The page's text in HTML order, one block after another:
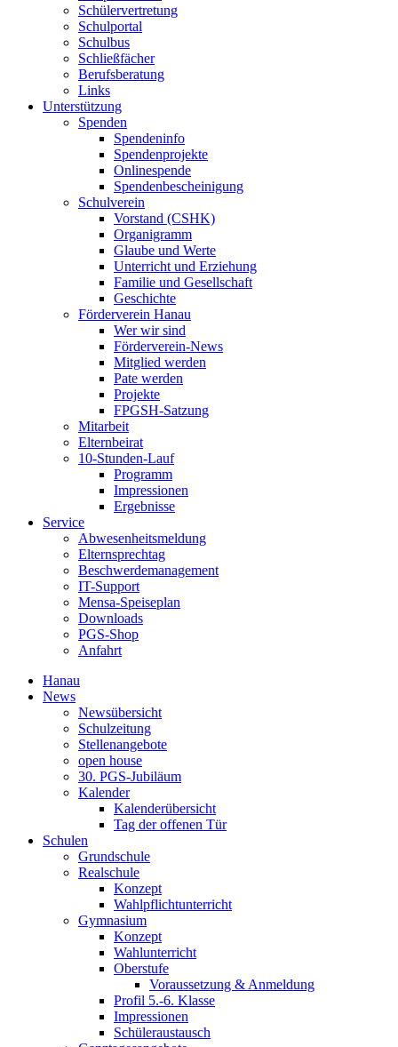
Schülervertretung
Schulportal
Schulbus
Schließfächer
Berufsberatung
Links
Unterstützung
Spenden
Spendeninfo
Spendenprojekte
Onlinespende
Spendenbescheinigung
Schulverein
Vorstand (CSHK)
Organigramm
Glaube und Werte
Unterricht und Erziehung
Familie und Gesellschaft
Geschichte
Förderverein Hanau
Wer wir sind
Förderverein-News
Mitglied werden
Pate werden
Projekte
FPGSH-Satzung
Mitarbeit
Elternbeirat
10-Stunden-Lauf
Programm
Impressionen
Ergebnisse
Service
Abwesenheitsmeldung
Elternsprechtag
Beschwerdemanagement
IT-Support
Mensa-Speiseplan
Downloads
PGS-Shop
Anfahrt
Hanau
News
Newsübersicht
Schulzeitung
Stellenangebote
open house
30. PGS-Jubiläum
Kalender
Kalenderübersicht
Tag der offenen Tür
Schulen
Grundschule
Realschule
Konzept
Wahlpflichtunterricht
Gymnasium
Konzept
Wahlunterricht
Oberstufe
Voraussetzung & Anmeldung
Profil 5.-6. Klasse
Impressionen
Schüleraustausch